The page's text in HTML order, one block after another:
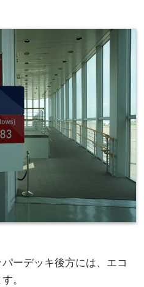
ーデッキ後方には、エコ
。